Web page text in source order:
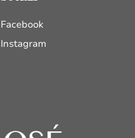
Facebook
Instagram